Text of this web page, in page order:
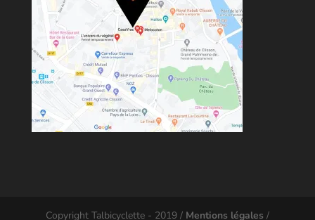
Copyright Talbicyclette - 2019 / Mentions légales /